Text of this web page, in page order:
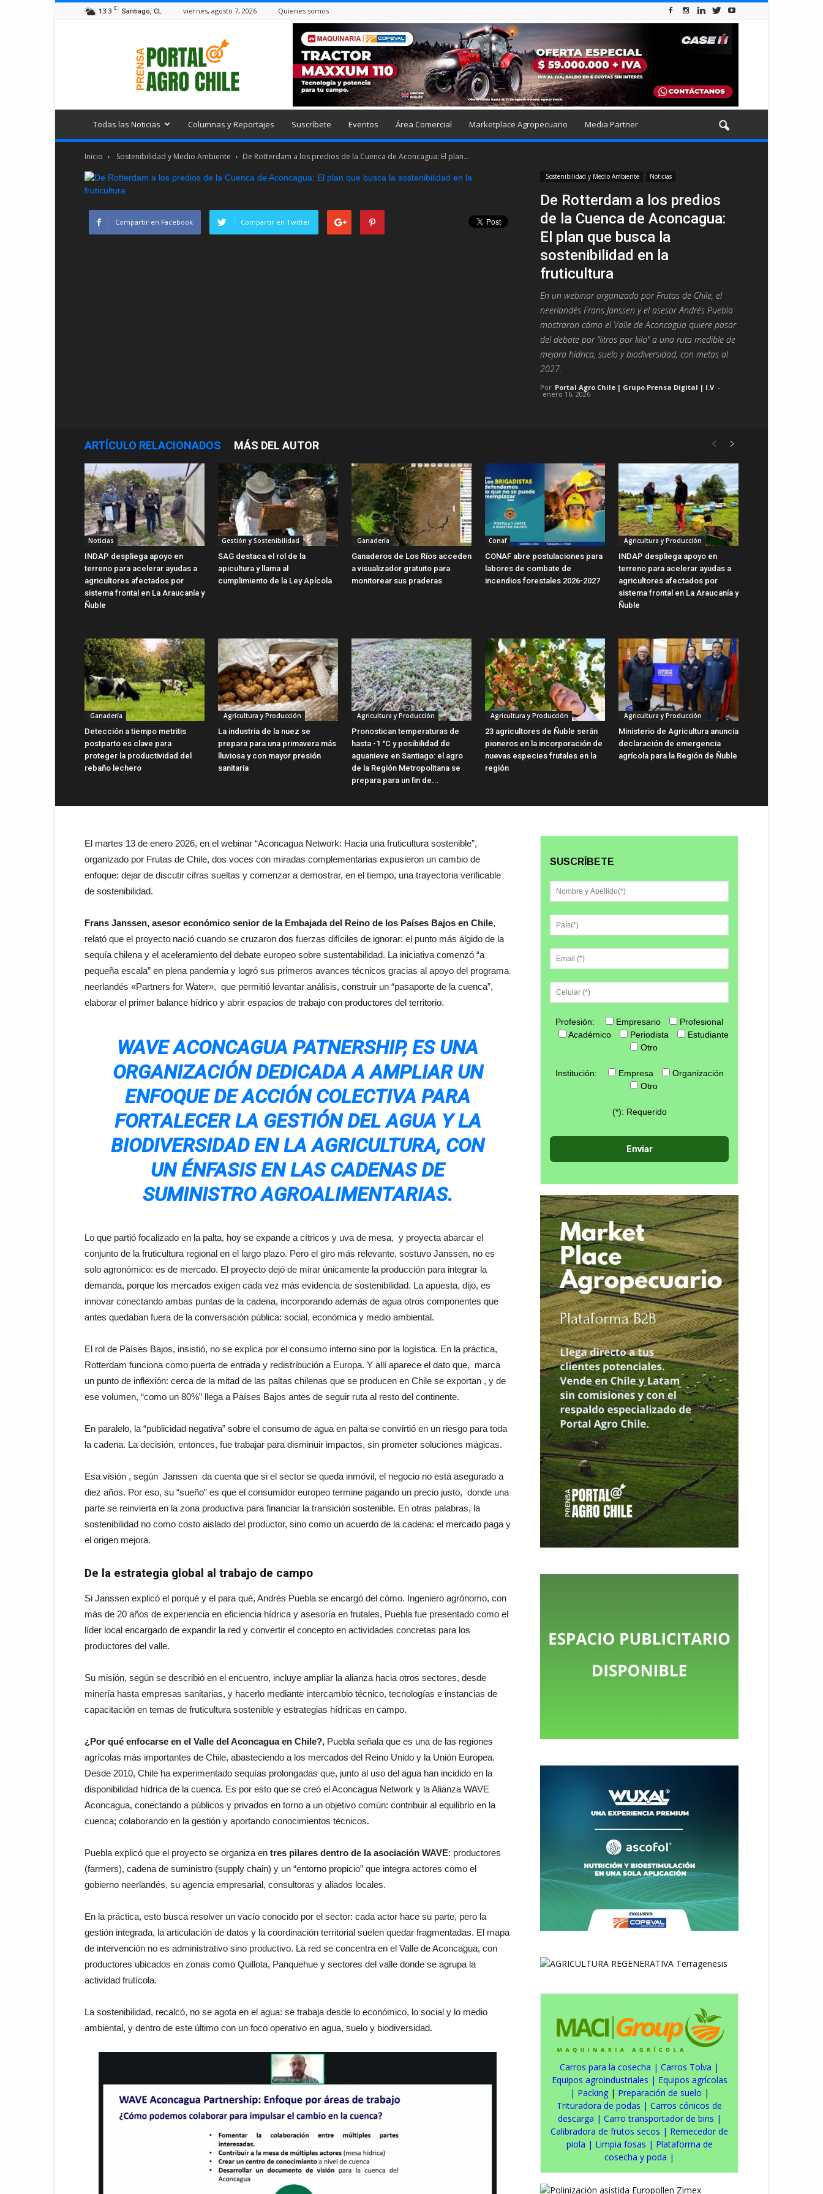
13.3 C Santiago, CL viernes, agosto 7, 2026 Quienes somos
Todas las Noticias Columnas y Reportajes Suscríbete Eventos Área Comercial Marketplace Agropecuario Media Partner
Inicio Sostenibilidad y Medio Ambiente De Rotterdam a los predios de la Cuenca de Aconcagua: El plan...
Sostenibilidad y Medio Ambiente Noticias
De Rotterdam a los predios
de la Cuenca de Aconcagua:
El plan que busca la
sostenibilidad en la
fruticultura
En un webinar organizado por Frutas de Chile, el
neerlandés Frans Janssen y el asesor Andrés Puebla
mostraron cómo el Valle de Aconcagua quiere pasar
del debate por “litros por kilo” a una ruta medible de
mejora hídrica, suelo y biodiversidad, con metas al
2027.
Por Portal Agro Chile | Grupo Prensa Digital | I.V -
enero 16, 2026
Compartir en Facebook Compartir en Twitter
ARTÍCULO RELACIONADOS MÁS DEL AUTOR
Noticias
INDAP despliega apoyo en
terreno para acelerar ayudas a
agricultores afectados por
sistema frontal en La Araucanía y
Ñuble
Gestión y Sostenibilidad
SAG destaca el rol de la
apicultura y llama al
cumplimiento de la Ley Apícola
Ganadería
Ganaderos de Los Ríos acceden
a visualizador gratuito para
monitorear sus praderas
Conaf
CONAF abre postulaciones para
labores de combate de
incendios forestales 2026-2027
Agricultura y Producción
INDAP despliega apoyo en
terreno para acelerar ayudas a
agricultores afectados por
sistema frontal en La Araucanía y
Ñuble
Ganadería
Detección a tiempo metritis
postparto es clave para
proteger la productividad del
rebaño lechero
Agricultura y Producción
La industria de la nuez se
prepara para una primavera más
lluviosa y con mayor presión
sanitaria
Agricultura y Producción
Pronostican temperaturas de
hasta -1 °C y posibilidad de
aguanieve en Santiago: el agro
de la Región Metropolitana se
prepara para un fin de...
Agricultura y Producción
23 agricultores de Ñuble serán
pioneros en la incorporación de
nuevas especies frutales en la
región
Agricultura y Producción
Ministerio de Agricultura anuncia
declaración de emergencia
agrícola para la Región de Ñuble
El martes 13 de enero 2026, en el webinar “Aconcagua Network: Hacia una fruticultura sostenible”,
organizado por Frutas de Chile, dos voces con miradas complementarias expusieron un cambio de
enfoque: dejar de discutir cifras sueltas y comenzar a demostrar, en el tiempo, una trayectoria verificable
de sostenibilidad.
Frans Janssen, asesor económico senior de la Embajada del Reino de los Países Bajos en Chile,
relató que el proyecto nació cuando se cruzaron dos fuerzas difíciles de ignorar: el punto más álgido de la
sequía chilena y el aceleramiento del debate europeo sobre sustentabilidad. La iniciativa comenzó “a
pequeña escala” en plena pandemia y logró sus primeros avances técnicos gracias al apoyo del programa
neerlandés «Partners for Water», que permitió levantar análisis, construir un “pasaporte de la cuenca”,
elaborar el primer balance hídrico y abrir espacios de trabajo con productores del territorio.
WAVE ACONCAGUA PATNERSHIP, ES UNA
ORGANIZACIÓN DEDICADA A AMPLIAR UN
ENFOQUE DE ACCIÓN COLECTIVA PARA
FORTALECER LA GESTIÓN DEL AGUA Y LA
BIODIVERSIDAD EN LA AGRICULTURA, CON
UN ÉNFASIS EN LAS CADENAS DE
SUMINISTRO AGROALIMENTARIAS.
Lo que partió focalizado en la palta, hoy se expande a cítricos y uva de mesa, y proyecta abarcar el
conjunto de la fruticultura regional en el largo plazo. Pero el giro más relevante, sostuvo Janssen, no es
solo agronómico: es de mercado. El proyecto dejó de mirar únicamente la producción para integrar la
demanda, porque los mercados exigen cada vez más evidencia de sostenibilidad. La apuesta, dijo, es
innovar conectando ambas puntas de la cadena, incorporando además de agua otros componentes que
antes quedaban fuera de la conversación pública: social, económica y medio ambiental.
El rol de Países Bajos, insistió, no se explica por el consumo interno sino por la logística. En la práctica,
Rotterdam funciona como puerta de entrada y redistribución a Europa. Y allí aparece el dato que, marca
un punto de inflexión: cerca de la mitad de las paltas chilenas que se producen en Chile se exportan , y de
ese volumen, “como un 80%” llega a Países Bajos antes de seguir ruta al resto del continente.
En paralelo, la “publicidad negativa” sobre el consumo de agua en palta se convirtió en un riesgo para toda
la cadena. La decisión, entonces, fue trabajar para disminuir impactos, sin prometer soluciones mágicas.
Esa visión , según Janssen da cuenta que si el sector se queda inmóvil, el negocio no está asegurado a
diez años. Por eso, su “sueño” es que el consumidor europeo termine pagando un precio justo, donde una
parte se reinvierta en la zona productiva para financiar la transición sostenible. En otras palabras, la
sostenibilidad no como costo aislado del productor, sino como un acuerdo de la cadena: el mercado paga y
el origen mejora.
De la estrategia global al trabajo de campo
Si Janssen explicó el porqué y el para qué, Andrés Puebla se encargó del cómo. Ingeniero agrónomo, con
más de 20 años de experiencia en eficiencia hídrica y asesoría en frutales, Puebla fue presentado como el
líder local encargado de expandir la red y convertir el concepto en actividades concretas para los
productores del valle.
Su misión, según se describió en el encuentro, incluye ampliar la alianza hacia otros sectores, desde
minería hasta empresas sanitarias, y hacerlo mediante intercambio técnico, tecnologías e instancias de
capacitación en temas de fruticultura sostenible y estrategias hídricas en campo.
¿Por qué enfocarse en el Valle del Aconcagua en Chile?, Puebla señala que es una de las regiones
agrícolas más importantes de Chile, abasteciendo a los mercados del Reino Unido y la Unión Europea.
Desde 2010, Chile ha experimentado sequías prolongadas que, junto al uso del agua han incidido en la
disponibilidad hídrica de la cuenca. Es por esto que se creó el Aconcagua Network y la Alianza WAVE
Aconcagua, conectando a públicos y privados en torno a un objetivo común: contribuir al equilibrio en la
cuenca; colaborando en la gestión y aportando conocimientos técnicos.
Puebla explicó que el proyecto se organiza en tres pilares dentro de la asociación WAVE: productores
(farmers), cadena de suministro (supply chain) y un “entorno propicio” que integra actores como el
gobierno neerlandés, su agencia empresarial, consultoras y aliados locales.
En la práctica, esto busca resolver un vacío conocido por el sector: cada actor hace su parte, pero la
gestión integrada, la articulación de datos y la coordinación territorial suelen quedar fragmentadas. El mapa
de intervención no es administrativo sino productivo. La red se concentra en el Valle de Aconcagua, con
productores ubicados en zonas como Quillota, Panquehue y sectores del valle donde se agrupa la
actividad frutícola.
La sostenibilidad, recalcó, no se agota en el agua: se trabaja desde lo económico, lo social y lo medio
ambiental, y dentro de este último con un foco operativo en agua, suelo y biodiversidad.
SUSCRÍBETE
Profesión: Empresario
Profesional
Académico
Periodista
Estudiante
Otro
Institución: Empresa
Organización
Otro
(*): Requerido
Carros para la cosecha | Carros Tolva |
Equipos agroindustriales | Equipos agrícolas
| Packing| Preparación de suelo |
Trituradora de podas | Carros cónicos de
descarga | Carro transportador de bins |
Calibradora de frutos secos | Remecedor de
piola | Limpia fosas | Plataforma de
cosecha y poda |